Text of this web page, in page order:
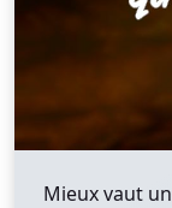
Mieux vaut